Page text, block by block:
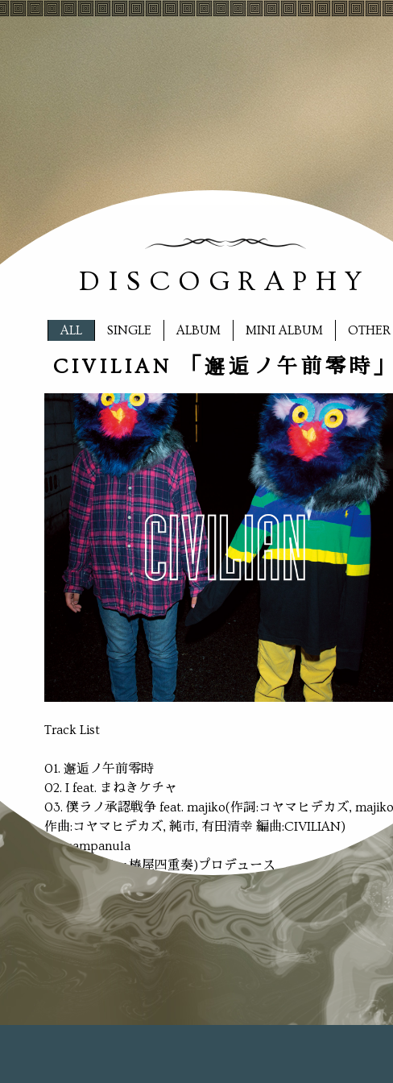
DISCOGRAPHY
ALL SINGLE ALBUM MINI ALBUM OTHER
CIVILIAN 「邂逅ノ午前零時
Track List
01. 邂逅ノ午前零時
02. I feat. まねきケチャ
03. 僕ラノ承認戦争 feat. majiko(作詞:コヤマヒデカズ, majiko
作曲:コヤマヒデカズ, 純市, 有田清幸 編曲:CIVILIAN)
04. campanula
※中田裕二(ex.椿屋四重奏)プロデュース
初回仕様限定盤:
●2018年7月18日に開催されたワンマンライブの模様やMV
がお楽しみ頂けるスペシャルサイトへのアクセスキー封入(